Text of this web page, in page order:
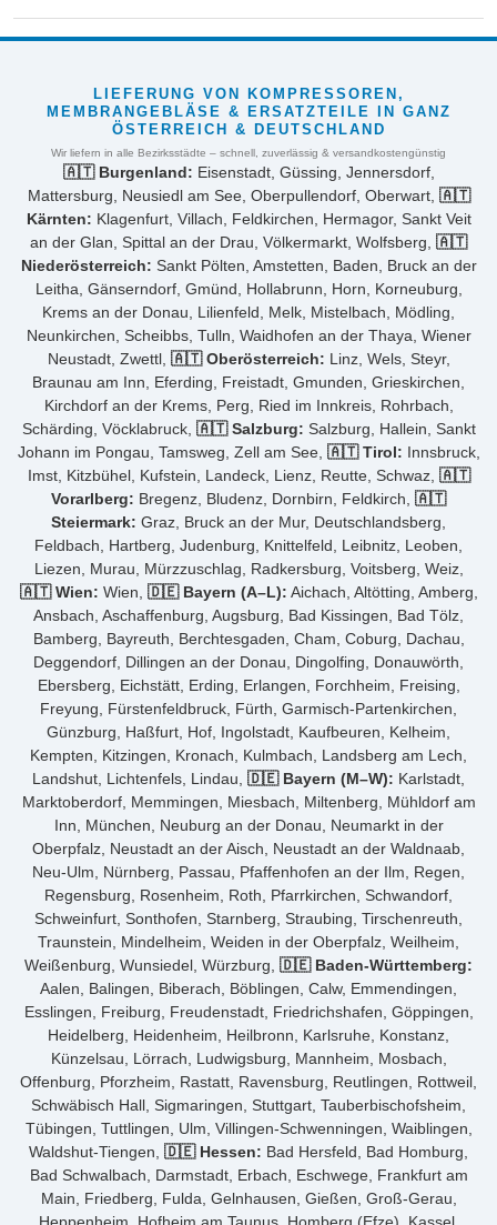
LIEFERUNG VON KOMPRESSOREN,
MEMBRANGEBLÄSE & ERSATZTEILE IN GANZ
ÖSTERREICH & DEUTSCHLAND
Wir liefern in alle Bezirksstädte – schnell, zuverlässig & versandkostengünstig
🇦🇹 Burgenland: Eisenstadt, Güssing, Jennersdorf,
Mattersburg, Neusiedl am See, Oberpullendorf, Oberwart, 🇦🇹
Kärnten: Klagenfurt, Villach, Feldkirchen, Hermagor, Sankt Veit
an der Glan, Spittal an der Drau, Völkermarkt, Wolfsberg, 🇦🇹
Niederösterreich: Sankt Pölten, Amstetten, Baden, Bruck an der
Leitha, Gänserndorf, Gmünd, Hollabrunn, Horn, Korneuburg,
Krems an der Donau, Lilienfeld, Melk, Mistelbach, Mödling,
Neunkirchen, Scheibbs, Tulln, Waidhofen an der Thaya, Wiener
Neustadt, Zwettl, 🇦🇹 Oberösterreich: Linz, Wels, Steyr,
Braunau am Inn, Eferding, Freistadt, Gmunden, Grieskirchen,
Kirchdorf an der Krems, Perg, Ried im Innkreis, Rohrbach,
Schärding, Vöcklabruck, 🇦🇹 Salzburg: Salzburg, Hallein, Sankt
Johann im Pongau, Tamsweg, Zell am See, 🇦🇹 Tirol: Innsbruck,
Imst, Kitzbühel, Kufstein, Landeck, Lienz, Reutte, Schwaz, 🇦🇹
Vorarlberg: Bregenz, Bludenz, Dornbirn, Feldkirch, 🇦🇹
Steiermark: Graz, Bruck an der Mur, Deutschlandsberg,
Feldbach, Hartberg, Judenburg, Knittelfeld, Leibnitz, Leoben,
Liezen, Murau, Mürzzuschlag, Radkersburg, Voitsberg, Weiz,
🇦🇹 Wien: Wien, 🇩🇪 Bayern (A–L): Aichach, Altötting, Amberg,
Ansbach, Aschaffenburg, Augsburg, Bad Kissingen, Bad Tölz,
Bamberg, Bayreuth, Berchtesgaden, Cham, Coburg, Dachau,
Deggendorf, Dillingen an der Donau, Dingolfing, Donauwörth,
Ebersberg, Eichstätt, Erding, Erlangen, Forchheim, Freising,
Freyung, Fürstenfeldbruck, Fürth, Garmisch-Partenkirchen,
Günzburg, Haßfurt, Hof, Ingolstadt, Kaufbeuren, Kelheim,
Kempten, Kitzingen, Kronach, Kulmbach, Landsberg am Lech,
Landshut, Lichtenfels, Lindau, 🇩🇪 Bayern (M–W): Karlstadt,
Marktoberdorf, Memmingen, Miesbach, Miltenberg, Mühldorf am
Inn, München, Neuburg an der Donau, Neumarkt in der
Oberpfalz, Neustadt an der Aisch, Neustadt an der Waldnaab,
Neu-Ulm, Nürnberg, Passau, Pfaffenhofen an der Ilm, Regen,
Regensburg, Rosenheim, Roth, Pfarrkirchen, Schwandorf,
Schweinfurt, Sonthofen, Starnberg, Straubing, Tirschenreuth,
Traunstein, Mindelheim, Weiden in der Oberpfalz, Weilheim,
Weißenburg, Wunsiedel, Würzburg, 🇩🇪 Baden-Württemberg:
Aalen, Balingen, Biberach, Böblingen, Calw, Emmendingen,
Esslingen, Freiburg, Freudenstadt, Friedrichshafen, Göppingen,
Heidelberg, Heidenheim, Heilbronn, Karlsruhe, Konstanz,
Künzelsau, Lörrach, Ludwigsburg, Mannheim, Mosbach,
Offenburg, Pforzheim, Rastatt, Ravensburg, Reutlingen, Rottweil,
Schwäbisch Hall, Sigmaringen, Stuttgart, Tauberbischofsheim,
Tübingen, Tuttlingen, Ulm, Villingen-Schwenningen, Waiblingen,
Waldshut-Tiengen, 🇩🇪 Hessen: Bad Hersfeld, Bad Homburg,
Bad Schwalbach, Darmstadt, Erbach, Eschwege, Frankfurt am
Main, Friedberg, Fulda, Gelnhausen, Gießen, Groß-Gerau,